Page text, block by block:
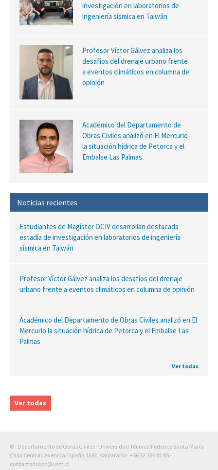
investigación en laboratorios de
ingeniería sísmica en Taiwán
Profesor Víctor Gálvez analiza los
desafíos del drenaje urbano frente
a eventos climáticos en columna de
opinión
Académico del Departamento de
Obras Civiles analizó en El Mercurio
la situación hídrica de Petorca y el
Embalse Las Palmas
Noticias recientes
Estudiantes de Magíster OCIV desarrollan destacada
estadía de investigación en laboratorios de ingeniería
sísmica en Taiwán
Profesor Víctor Gálvez analiza los desafíos del drenaje
urbano frente a eventos climáticos en columna de opinión
Académico del Departamento de Obras Civiles analizó en El
Mercurio la situación hídrica de Petorca y el Embalse Las
Palmas
Ver todas
Ver todas
© · Departamento de Obras Civiles · Universidad Técnica Federico Santa María
Casa Central: Avenida España 1680, Valparaíso · +56 32 265 41 85 ·
contactodoocc@usm.cl